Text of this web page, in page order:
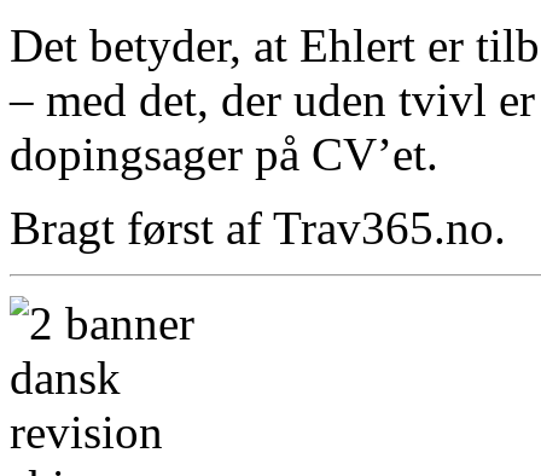
Det betyder, at Ehlert er
– med det, der uden tvivl
dopingsager på CV’et.
Bragt først af Trav365.no.